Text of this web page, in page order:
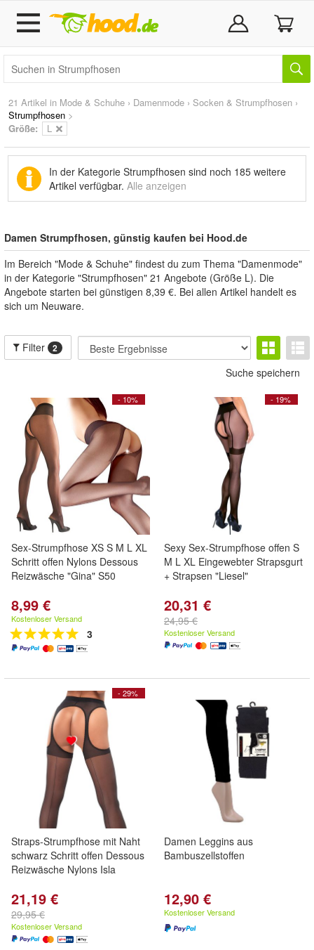
21 Artikel in Mode & Schuhe › Damenmode › Socken & Strumpfhosen ›
Strumpfhosen >
Größe:
L
In der Kategorie Strumpfhosen sind noch 185 weitere
Artikel verfügbar. Alle anzeigen
Damen Strumpfhosen, günstig kaufen bei Hood.de
Im Bereich "Mode & Schuhe" findest du zum Thema "Damenmode"
in der Kategorie "Strumpfhosen" 21 Angebote (Größe L). Die
Angebote starten bei günstigen 8,39 €. Bei allen Artikel handelt es
sich um Neuware.
Filter 2
Suche speichern
- 10%
Sex-Strumpfhose XS S M L XL
Schritt offen Nylons Dessous
Reizwäsche "Gina" S50
8,99 €
Kostenloser Versand
3
- 19%
Sexy Sex-Strumpfhose offen S
M L XL Eingewebter Strapsgurt
+ Strapsen "Liesel"
20,31 €
24,95 €
Kostenloser Versand
- 29%
Straps-Strumpfhose mit Naht
schwarz Schritt offen Dessous
Reizwäsche Nylons Isla
21,19 €
29,95 €
Kostenloser Versand
Damen Leggins aus
Bambuszellstoffen
12,90 €
Kostenloser Versand